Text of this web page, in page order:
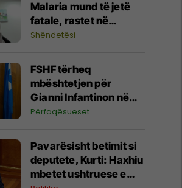
Malaria mund të jetë
fatale, rastet në
Kosovë janë të
Shëndetësi
FSHF tërheq
mbështetjen për
Gianni Infantinon në
garën për president të
Përfaqësueset
Pavarësisht betimit si
deputete, Kurti: Haxhiu
mbetet ushtruese e